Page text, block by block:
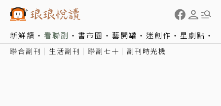
新鮮讀 看聯副 書市圈 藝開罐 迷創作 星劇點
聯合副刊 生活副刊 聯副七十 副刊時光機